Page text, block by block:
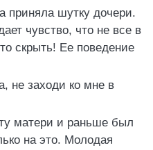
приняла шутку дочери.
чувство, что не все в
скрыть! Ее поведение
не заходи ко мне в
матери и раньше был
на это. Молодая